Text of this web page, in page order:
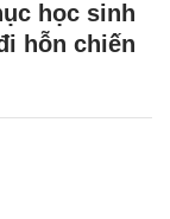
học sinh
hỗn chiến